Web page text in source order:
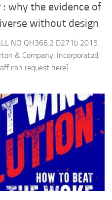
why the evidence of
without design
NO QH366.2 D271b 2015
& Company, Incorporated,
can request here]